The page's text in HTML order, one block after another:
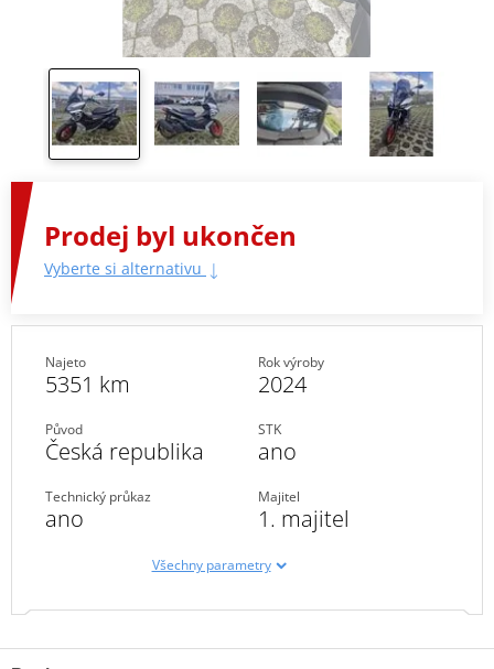
Prodej byl ukončen
Vyberte si alternativu
Najeto
5351 km
Rok výroby
2024
Původ
Česká republika
STK
ano
Technický průkaz
ano
Majitel
1. majitel
Všechny parametry